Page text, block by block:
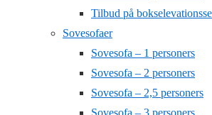
Tilbud på
Sovesofaer
Sovesofa – 1 personers
Sovesofa – 2 personers
Sovesofa – 2,5 personers
Sovesofa – 3 personers